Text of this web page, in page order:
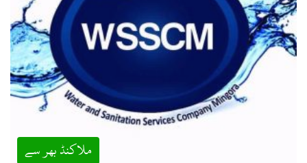
ملاکنڈ بھر سے